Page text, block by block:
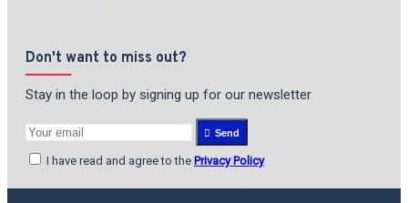
Don't want to miss out?
Stay in the loop by signing up for our newsletter
Send
I have read and agree to the Privacy Policy